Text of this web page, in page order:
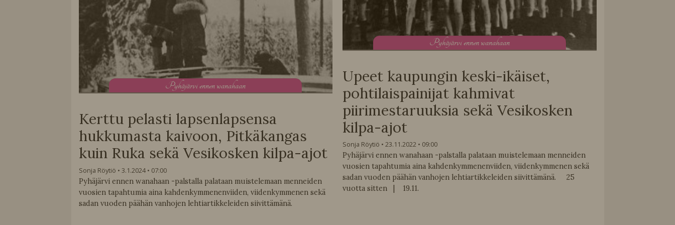
Pyhäjärvi ennen wanahaan
Kerttu pelasti lapsenlapsensa
hukkumasta kaivoon, Pitkäkangas
kuin Ruka sekä Vesikosken kilpa-ajot
Sonja Röytiö 3.1.2024
07:00
Pyhäjärvi ennen wanahaan -palstalla palataan muistelemaan menneiden
vuosien tapahtumia aina kahdenkymmenenviiden, viidenkymmenen sekä
sadan vuoden päähän vanhojen lehtiartikkeleiden siivittämänä.
Pyhäjärvi ennen wanahaan
Upeet kaupungin keski-ikäiset,
pohtilaispainijat kahmivat
piirimestaruuksia sekä Vesikosken
kilpa-ajot
Sonja Röytiö 23.11.2022
09:00
Pyhäjärvi ennen wanahaan -palstalla palataan muistelemaan menneiden
vuosien tapahtumia aina kahdenkymmenenviiden, viidenkymmenen sekä
sadan vuoden päähän vanhojen lehtiartikkeleiden siivittämänä. 25
vuotta sitten | 19.11.